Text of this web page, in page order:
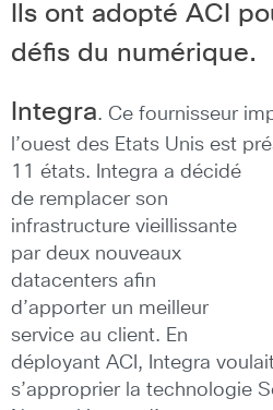
Ils ont adopté ACI
défis du numérique.
Integra. Ce fournisseur
l’ouest des Etats Unis est
11 états. Integra a décidé
de remplacer son
infrastructure vieillissante
par deux nouveaux
datacenters afin
d’apporter un meilleur
service au client. En
déployant ACI, Integra
s’approprier la technologie